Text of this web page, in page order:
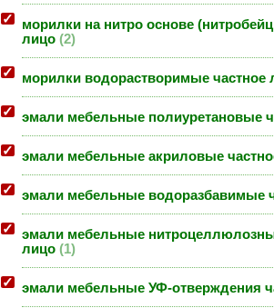
морилки на нитро основе
лицо 2
морилки водорастворимые частное
эмали мебельные полиуретановые
эмали мебельные акриловые
эмали мебельные водоразбавимые
эмали мебельные
лицо
1
эмали мебельные УФ-отверждения